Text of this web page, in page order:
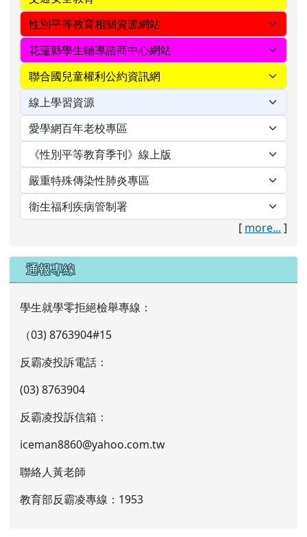
[ more... ]
通報專線
學生就學零拒絕檢舉專線：
（03) 8763904#15
反霸凌投訴電話：
(03) 8763904
反霸凌投訴信箱：
iceman8860@yahoo.com.tw
聯絡人黃老師
教育部反霸凌專線：1953